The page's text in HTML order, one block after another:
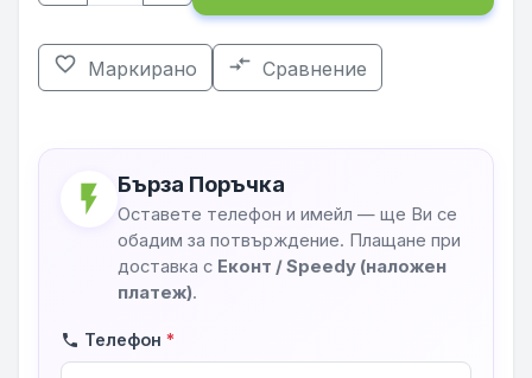
favorite_border Маркирано compare_arrows Сравнение
flash_on Бърза Поръчка
Оставете телефон и имейл — ще Ви се
обадим за потвърждение. Плащане при
доставка с Еконт / Speedy (наложен
платеж).
phone Телефон *